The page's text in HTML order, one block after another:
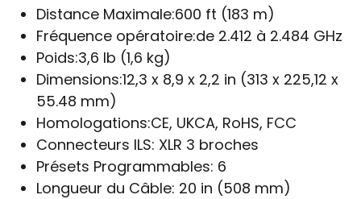
Distance Maximale:600 ft (183 m)
Fréquence opératoire:de 2.412 à 2.484 GHz
Poids:3,6 lb (1,6 kg)
Dimensions:12,3 x 8,9 x 2,2 in (313 x 225,12 x
55.48 mm)
Homologations:CE, UKCA, RoHS, FCC
Connecteurs ILS: XLR 3 broches
Présets Programmables: 6
Longueur du Câble: 20 in (508 mm)